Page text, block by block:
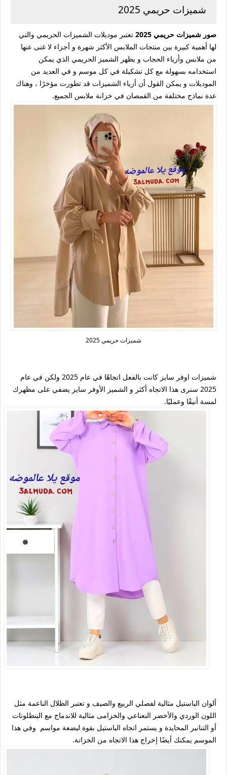
شميزات حريمي 2025
صور شميزات حريمي 2025
تعتبر موديلات الشميزات الحريمي والتي
لها أهمية كبيرة بين منتجات الملابس الأكثر شهرة و أجزاء لا غنى عنها
من ملابس وأزياء الحجاب و يظهر الشميز الحريمي الذي يمكن
استخدامه بسهولة مع كل تشكيلة في كل موسم و في العديد من
الموديلات و يمكن القول أن أزياء الشميزات قد تطورت مؤخرًا ، وهناك
عدة نماذج مختلفة من القمصان في خزانة ملابس الجميع.
شميزات حريمي 2025
شميزات اوفر سايز كانت بالفعل اتجاهًا في عام 2025 ولكن في عام
2025 سنرى هذا الاتجاه أكثر و الشميز الأوفر سايز يضفي على مظهرك
لمسة أنيقًا وعمليًا.
ألوان الباستيل مثالية لفصلي الربيع والصيف و تعتبر الظلال الناعمة مثل
اللون الوردي والأخضر النعناعي والخزامى مثالية للاندماج مع البنطلونات
أو التنانير المحايدة و يستمر اتجاه الباستيل بقوة لبضعة مواسم وفي هذا
الموسم يمكنك أيضًا إخراج هذا الاتجاه من الخزانة.